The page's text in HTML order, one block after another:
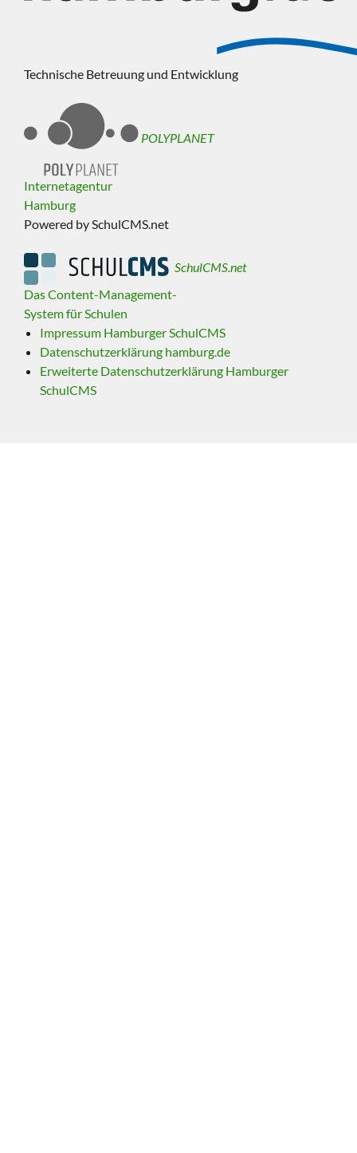
Technische Betreuung und Entwicklung
POLYPLANET
Internetagentur
Hamburg
Powered by SchulCMS.net
SchulCMS.net
Das Content-Management-
System für Schulen
Impressum Hamburger SchulCMS
Datenschutzerklärung hamburg.de
Erweiterte Datenschutzerklärung Hamburger
SchulCMS